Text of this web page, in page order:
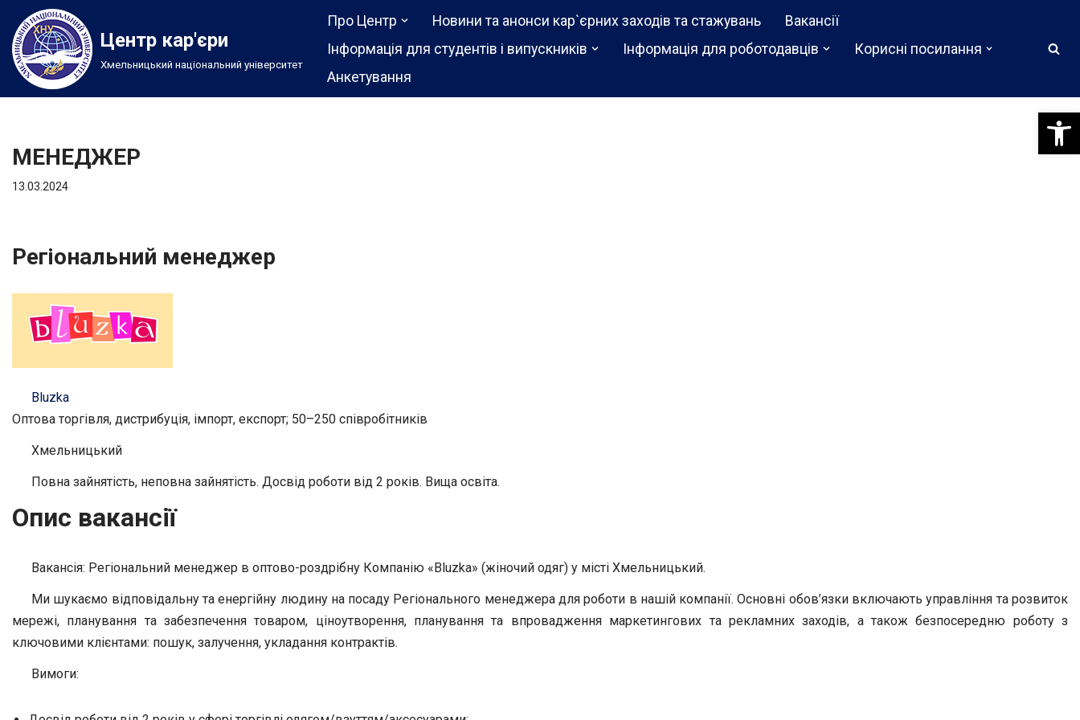
Перейти
до
вмісту
Центр кар'єри
Хмельницький національний університет
Про Центр Новини та анонси кар`єрних заходів та стажувань
Вакансії
Інформація для студентів і випускників
Інформація для роботодавців
Корисні посилання
Анкетування
МЕНЕДЖЕР
13.03.2024
Регіональний менеджер
Bluzka
Оптова торгівля, дистрибуція, імпорт, експорт; 50–250 співробітників
Хмельницький
Повна зайнятість, неповна зайнятість. Досвід роботи від 2 років. Вища освіта.
Опис вакансії
Вакансія: Регіональний менеджер в оптово-роздрібну Компанію «Bluzka» (жіночий одяг) у місті Хмельницький.
Ми шукаємо відповідальну та енергійну людину на посаду Регіонального менеджера для роботи в нашій компанії. Основні обов’язки включають управління та розвиток
мережі, планування та забезпечення товаром, ціноутворення, планування та впровадження маркетингових та рекламних заходів, а також безпосередню роботу з
ключовими клієнтами: пошук, залучення, укладання контрактів.
Вимоги: